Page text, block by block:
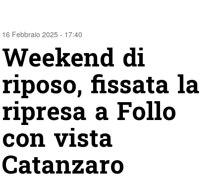
16 Febbraio 2025 - 17:40
Weekend di
riposo, fissata la
ripresa a Follo
con vista
Catanzaro